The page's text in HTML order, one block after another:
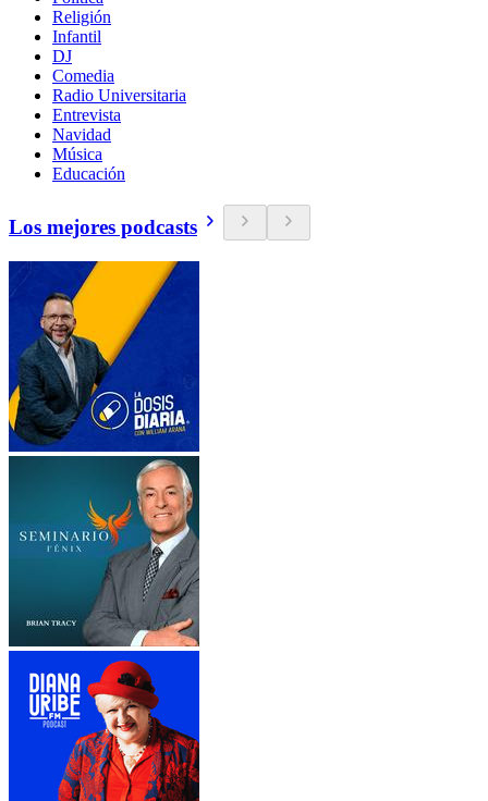
Religión
Infantil
DJ
Comedia
Radio Universitaria
Entrevista
Navidad
Música
Educación
Los mejores podcasts